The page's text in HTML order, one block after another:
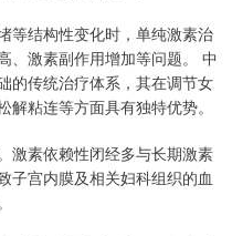
等结构性变化时，单纯激素治
、激素副作用增加等问题。 中
的传统治疗体系，其在调节女
粘连等方面具有独特优势。
激素依赖性闭经多与长期激素
子宫内膜及相关妇科组织的血